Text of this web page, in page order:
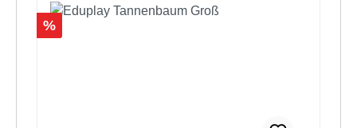
Rabatt
%